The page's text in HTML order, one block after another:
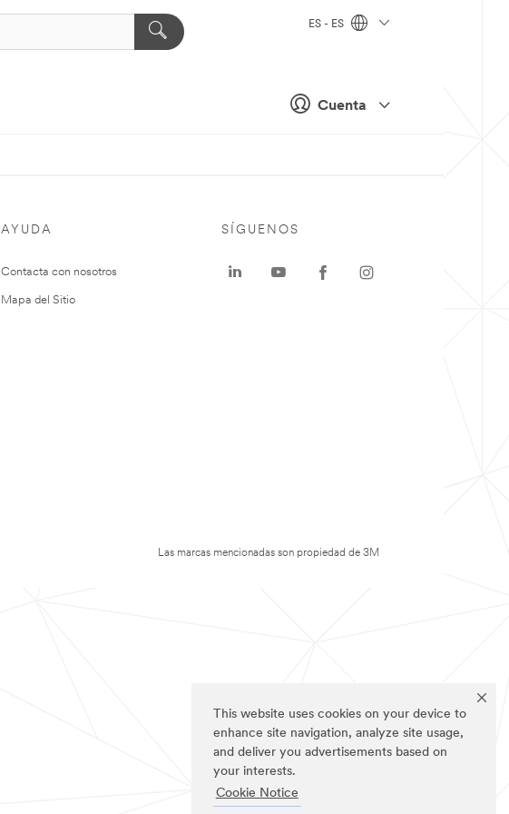
This website uses cookies on your device to
enhance site navigation, analyze site usage,
and deliver you advertisements based on
your interests.
Cookie Notice
Cuenta
ES - ES
AYUDA
Contacta con nosotros
Mapa del Sitio
SÍGUENOS
Las marcas mencionadas son propiedad de 3M